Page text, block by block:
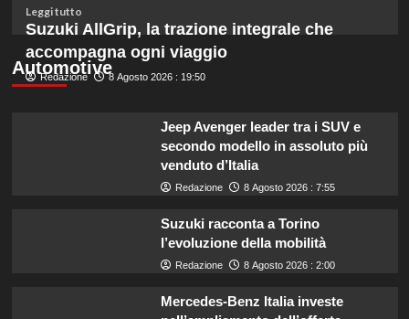
supermercati.
Leggi tuttoLeggi
di
su
Camera
Automotive
Suzuki AllGrip, la trazione integrale che
accompagna ogni viaggio
Redazione 8 Agosto 2026 : 19:50
Jeep Avenger leader tra i SUV e
secondo modello in assoluto più
venduto d’Italia
Redazione 8 Agosto 2026 : 7:55
Suzuki racconta a Torino
l’evoluzione della mobilità
Redazione 8 Agosto 2026 : 2:00
Mercedes-Benz Italia investe